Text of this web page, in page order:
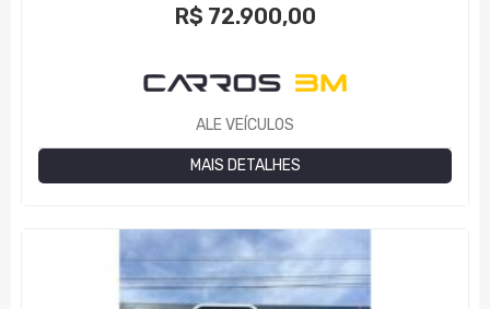
R$ 72.900,00
ALE VEÍCULOS
MAIS DETALHES